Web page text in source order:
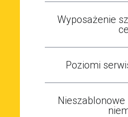
Wyposażenie
Poziomi
Nieszablonowe